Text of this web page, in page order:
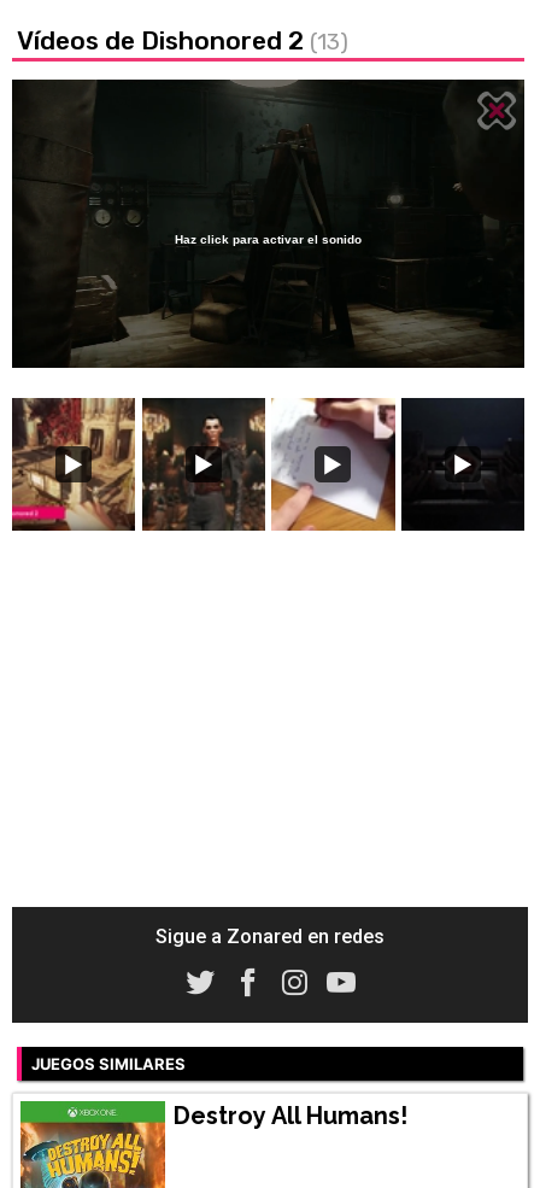
Vídeos de Dishonored 2 (13)
Unmute
Haz click para activar el sonido
Sigue a Zonared en redes
JUEGOS SIMILARES
Destroy All Humans!